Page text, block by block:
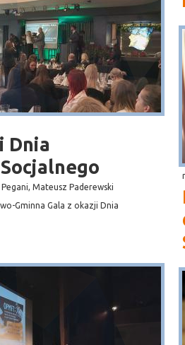
Dnia
Mateusz Paderewski
Gminna Gala z okazji Dnia